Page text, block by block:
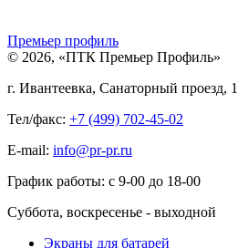
Премьер профиль
© 2026, «ПТК Премьер Профиль»
г. Ивантеевка, Санаторный проезд, 1
Тел/факс: +7 (499) 702-45-02
E-mail: info@pr-pr.ru
График работы: с 9-00 до 18-00
Суббота, воскресенье - выходной
Экраны для батарей